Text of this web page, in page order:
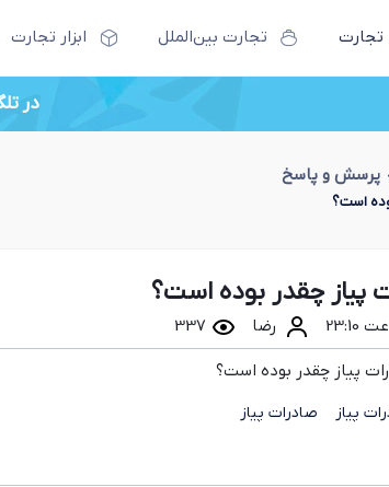
تجارت تجارت بین‌الملل ابزار تجارت
در
پرسش و پاسخ
است؟
پیاز چقدر بوده است؟
رضا 337
پیاز چقدر بوده است؟
پیاز صادرات پیاز